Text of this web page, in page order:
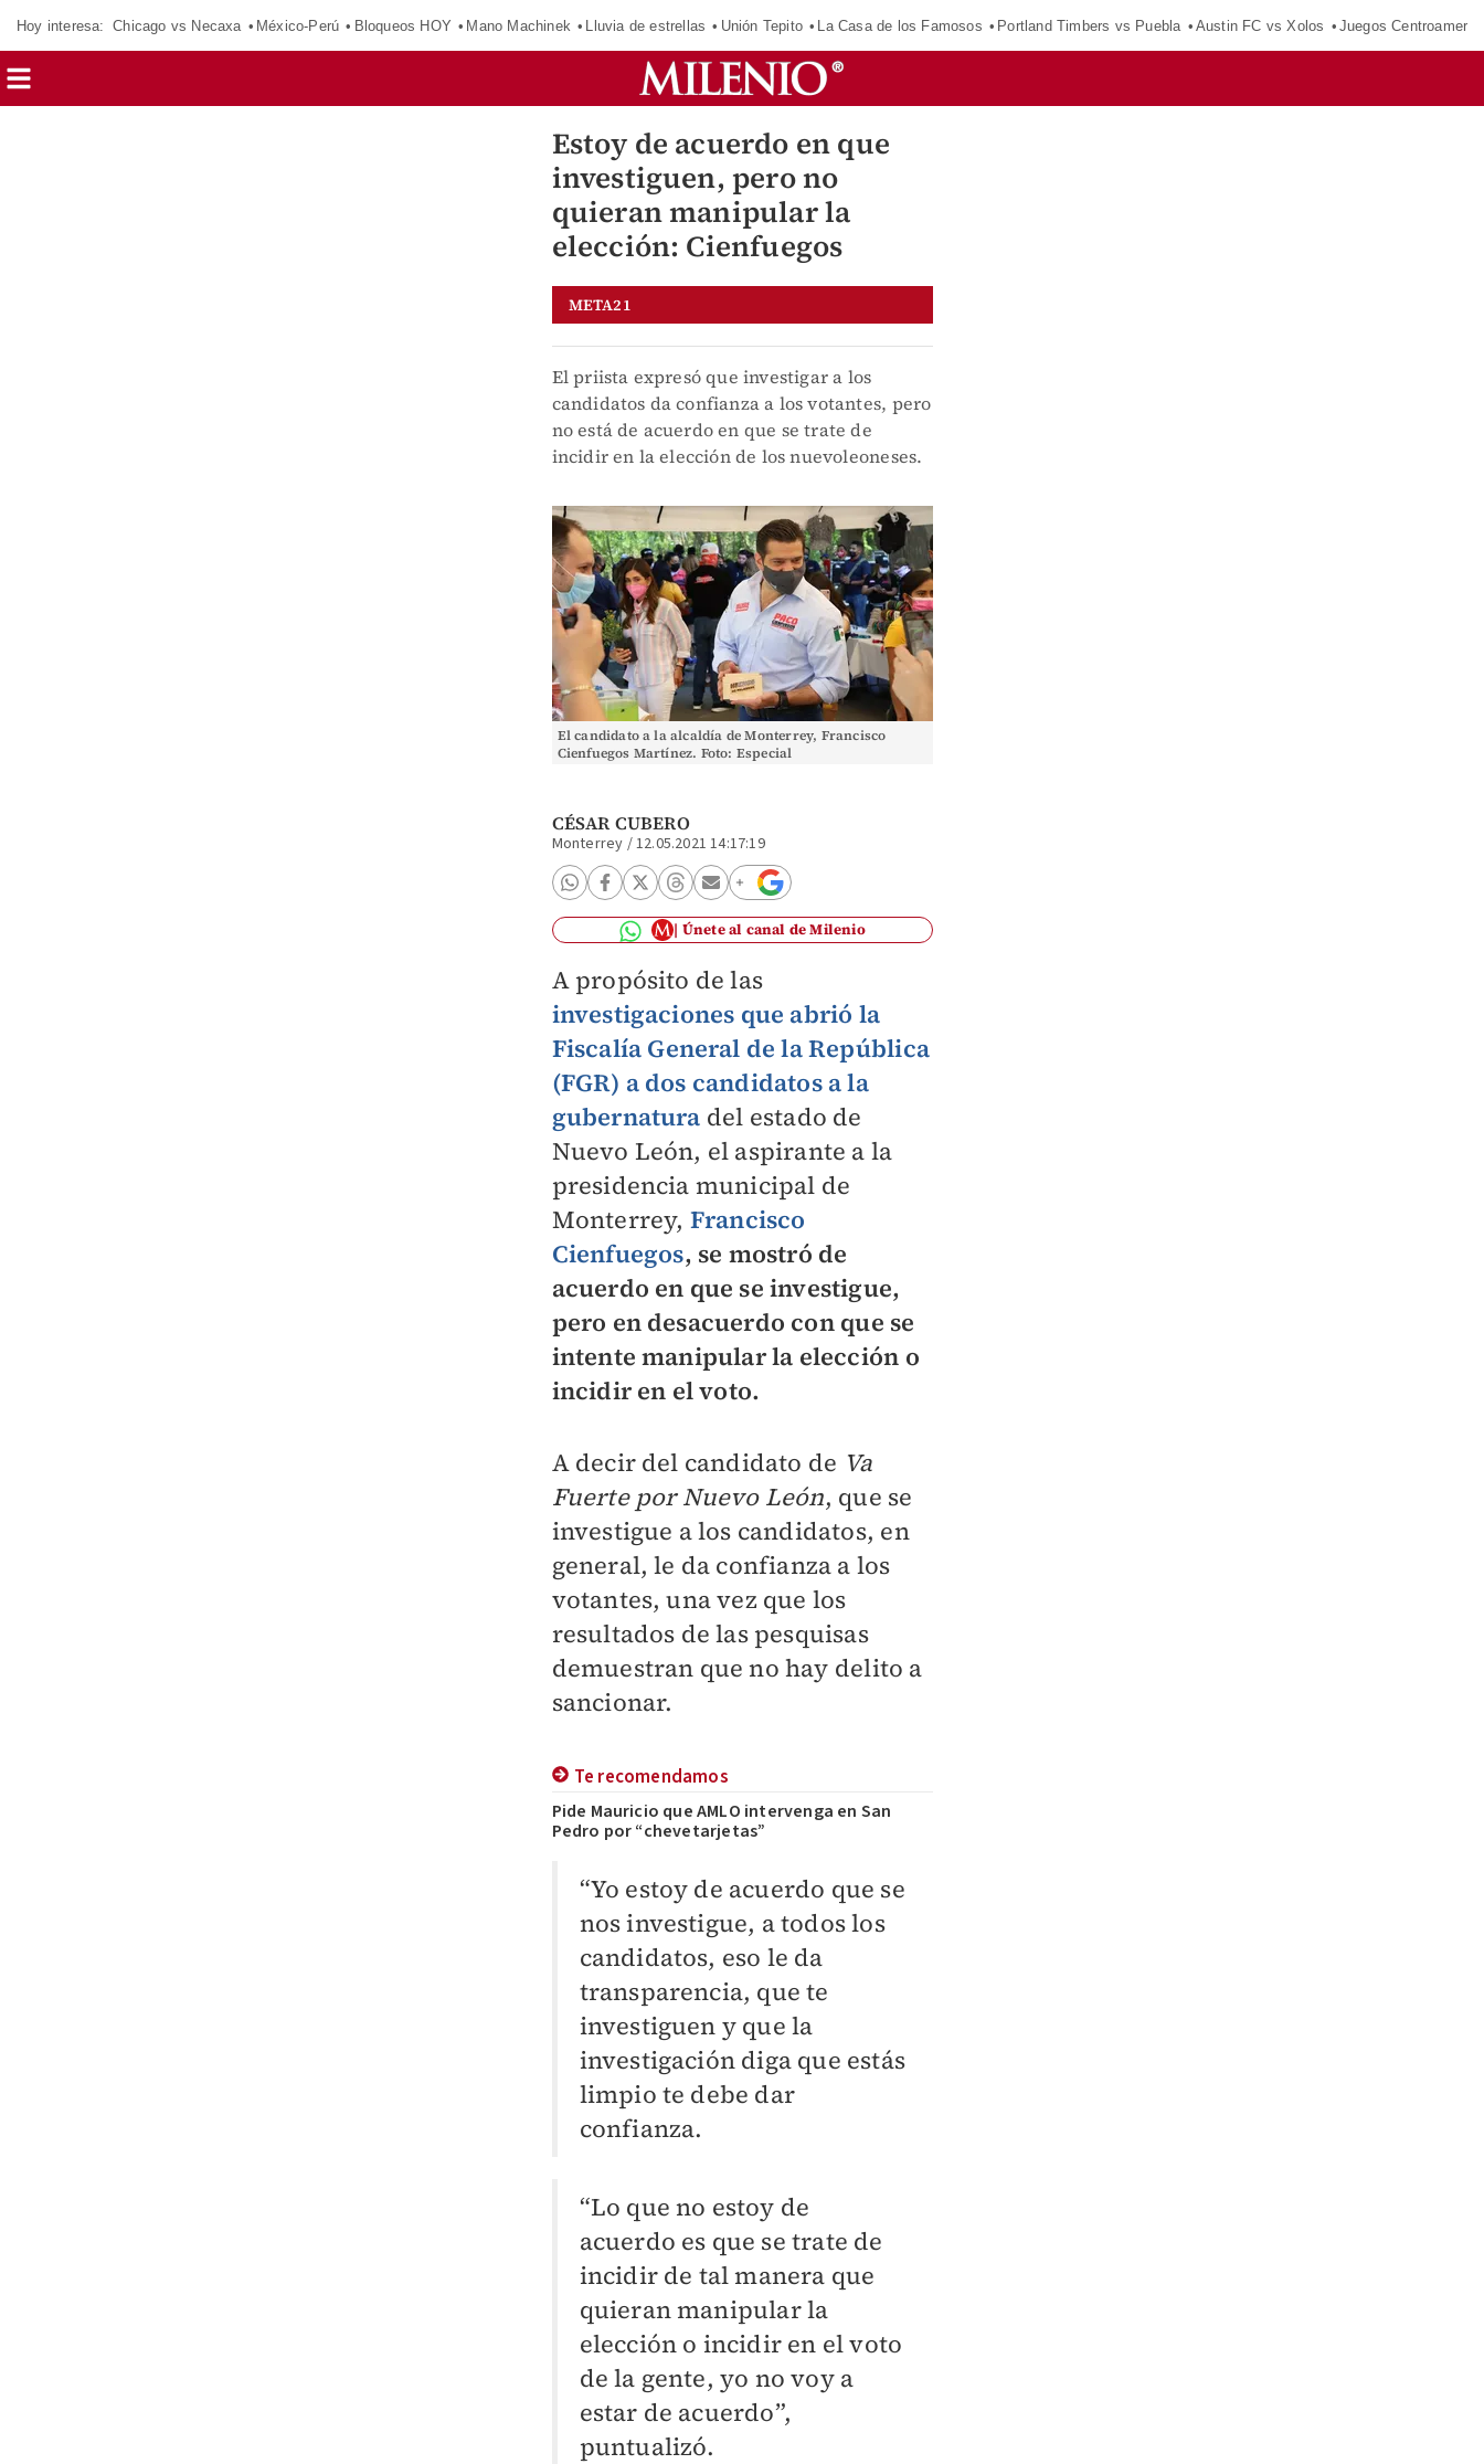
Hoy interesa: Chicago vs Necaxa México-Perú Bloqueos HOY Mano Machinek Lluvia de estrellas Unión Tepito La Casa de los Famosos Portland Timbers vs Puebla Austin FC vs Xolos Juegos
Estoy de acuerdo en que
investiguen, pero no
quieran manipular la
elección: Cienfuegos
META21
El priista expresó que investigar a los
candidatos da confianza a los votantes, pero
no está de acuerdo en que se trate de
incidir en la elección de los nuevoleoneses.
El candidato a la alcaldía de Monterrey, Francisco
Cienfuegos Martínez. Foto: Especial
CÉSAR CUBERO
Monterrey /12.05.2021 14:17:19
Únete al canal de Milenio
A propósito de las
investigaciones que abrió la
Fiscalía General de la República
(FGR) a dos candidatos a la
gubernatura del estado de
Nuevo León, el aspirante a la
presidencia municipal de
Monterrey, Francisco
Cienfuegos, se mostró de
acuerdo en que se investigue,
pero en desacuerdo con que se
intente manipular la elección o
incidir en el voto.
A decir del candidato de Va
Fuerte por Nuevo León, que se
investigue a los candidatos, en
general, le da confianza a los
votantes, una vez que los
resultados de las pesquisas
demuestran que no hay delito a
sancionar.
Te recomendamos
Pide Mauricio que AMLO intervenga en San
Pedro por “chevetarjetas”
“Yo estoy de acuerdo que se
nos investigue, a todos los
candidatos, eso le da
transparencia, que te
investiguen y que la
investigación diga que estás
limpio te debe dar
confianza.
“Lo que no estoy de
acuerdo es que se trate de
incidir de tal manera que
quieran manipular la
elección o incidir en el voto
de la gente, yo no voy a
estar de acuerdo”,
puntualizó.